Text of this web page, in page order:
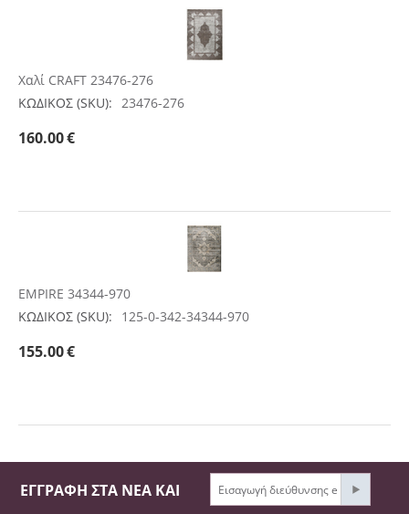
Χαλί CRAFT 23476-276
ΚΩΔΙΚΟΣ (SKU): 23476-276
160.00€
EMPIRE 34344-970
ΚΩΔΙΚΟΣ (SKU):
125-0-342-34344-970
155.00€
ΕΓΓΡΑΦΉ ΣΤΑ ΝΈΑ ΚΑΙ